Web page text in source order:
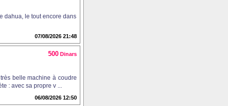
dahua, le tout encore dans
07/08/2026 21:48
500 Dinars
belle machine à coudre
: avec sa propre v ...
06/08/2026 12:50